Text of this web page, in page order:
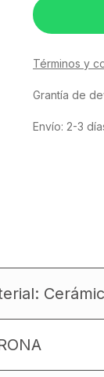
Términos y
Grantía de
Envío: 2-3